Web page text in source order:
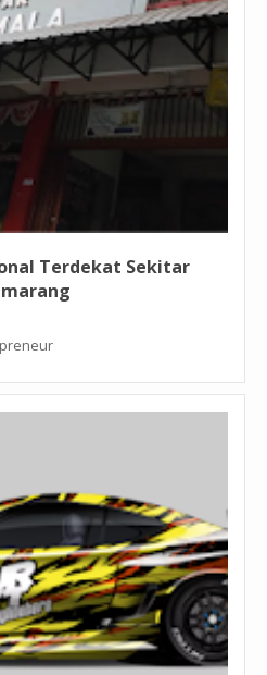
Terdekat Sekitar